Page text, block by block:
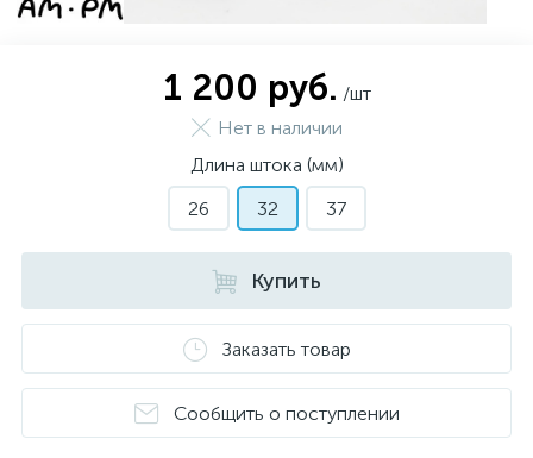
1 200 руб. /шт
Нет в наличии
Длина штока (мм)
26
32 37
Купить
Заказать товар
Сообщить о поступлении